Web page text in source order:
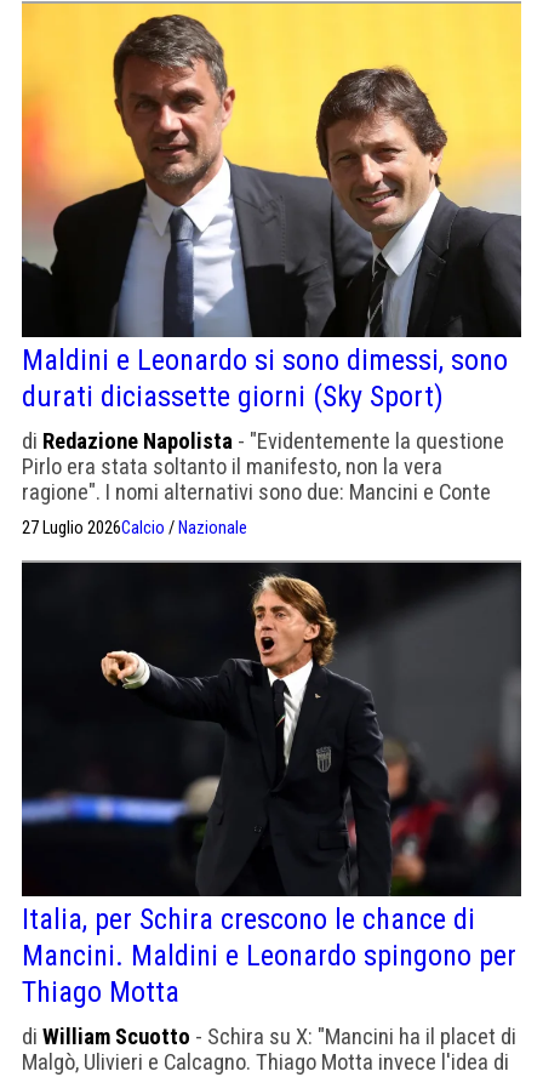
Maldini e Leonardo si sono dimessi, sono
durati diciassette giorni (Sky Sport)
di Redazione Napolista - "Evidentemente la questione
Pirlo era stata soltanto il manifesto, non la vera
ragione". I nomi alternativi sono due: Mancini e Conte
27 Luglio 2026Calcio / Nazionale
Italia, per Schira crescono le chance di
Mancini. Maldini e Leonardo spingono per
Thiago Motta
di William Scuotto - Schira su X: "Mancini ha il placet di
Malgò, Ulivieri e Calcagno. Thiago Motta invece l'idea di